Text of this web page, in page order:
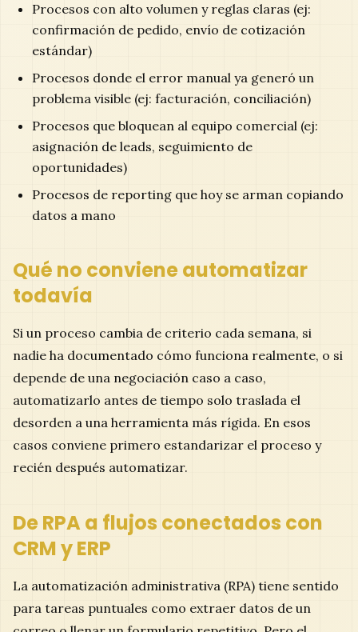
Procesos con alto volumen y reglas claras (ej:
confirmación de pedido, envío de cotización
estándar)
Procesos donde el error manual ya generó un
problema visible (ej: facturación, conciliación)
Procesos que bloquean al equipo comercial (ej:
asignación de leads, seguimiento de
oportunidades)
Procesos de reporting que hoy se arman copiando
datos a mano
Qué no conviene automatizar
todavía
Si un proceso cambia de criterio cada semana, si
nadie ha documentado cómo funciona realmente, o si
depende de una negociación caso a caso,
automatizarlo antes de tiempo solo traslada el
desorden a una herramienta más rígida. En esos
casos conviene primero estandarizar el proceso y
recién después automatizar.
De RPA a flujos conectados con
CRM y ERP
La automatización administrativa (RPA) tiene sentido
para tareas puntuales como extraer datos de un